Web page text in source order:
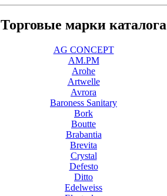
Торговые марки каталога
AG CONCEPT
AM.PM
Arohe
Artwelle
Avrora
Baroness Sanitary
Bork
Boutte
Brabantia
Brevita
Crystal
Defesto
Ditto
Edelweiss